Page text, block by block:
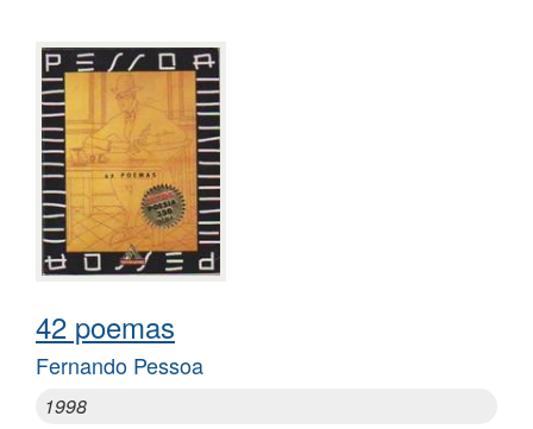
42 poemas
Fernando Pessoa
1998